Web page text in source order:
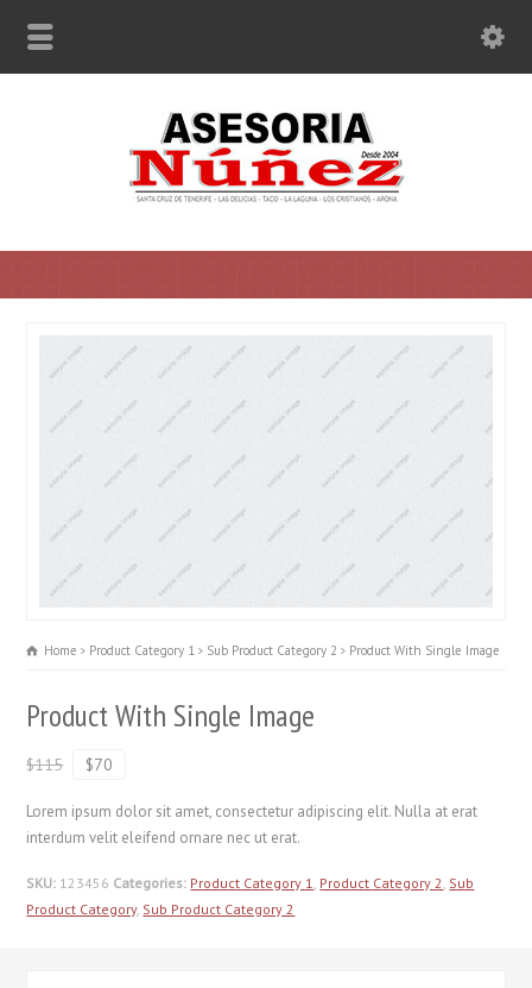
Home Product Category 1 Sub Product Category 2 Product With Single Image
Product With Single Image
$115 $70
Lorem ipsum dolor sit amet, consectetur adipiscing elit. Nulla at erat
interdum velit eleifend ornare nec ut erat.
SKU: 123456 Categories: Product Category 1 Product Category 2 Sub
Product Category, Sub Product Category 2